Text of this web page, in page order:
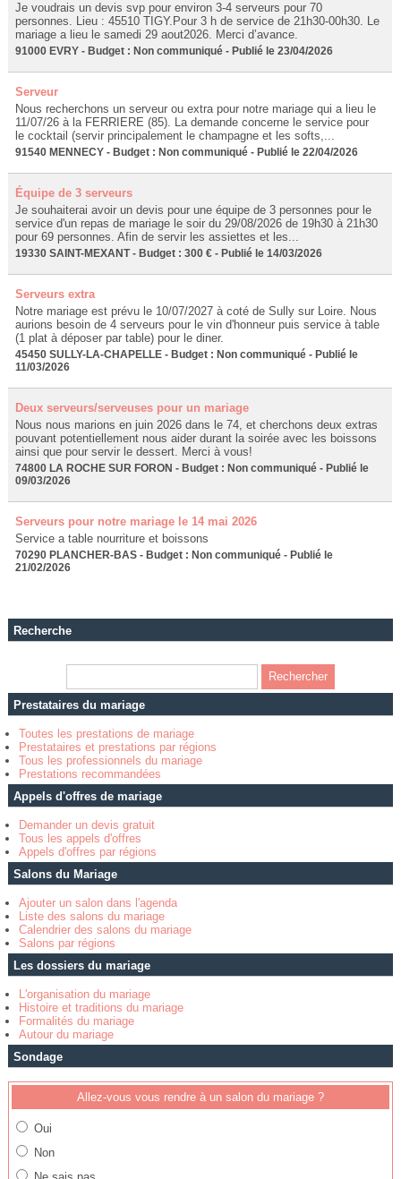
Je voudrais un devis svp pour environ 3-4 serveurs pour 70
personnes. Lieu : 45510 TIGY.Pour 3 h de service de 21h30-00h30. Le
mariage a lieu le samedi 29 aout2026. Merci d’avance.
91000 EVRY - Budget : Non communiqué - Publié le 23/04/2026
Serveur
Nous recherchons un serveur ou extra pour notre mariage qui a lieu le
11/07/26 à la FERRIERE (85). La demande concerne le service pour
le cocktail (servir principalement le champagne et les softs,...
91540 MENNECY - Budget : Non communiqué - Publié le 22/04/2026
Équipe de 3 serveurs
Je souhaiterai avoir un devis pour une équipe de 3 personnes pour le
service d'un repas de mariage le soir du 29/08/2026 de 19h30 à 21h30
pour 69 personnes. Afin de servir les assiettes et les...
19330 SAINT-MEXANT - Budget : 300 € - Publié le 14/03/2026
Serveurs extra
Notre mariage est prévu le 10/07/2027 à coté de Sully sur Loire. Nous
aurions besoin de 4 serveurs pour le vin d'honneur puis service à table
(1 plat à déposer par table) pour le diner.
45450 SULLY-LA-CHAPELLE - Budget : Non communiqué - Publié le
11/03/2026
Deux serveurs/serveuses pour un mariage
Nous nous marions en juin 2026 dans le 74, et cherchons deux extras
pouvant potentiellement nous aider durant la soirée avec les boissons
ainsi que pour servir le dessert. Merci à vous!
74800 LA ROCHE SUR FORON - Budget : Non communiqué - Publié le
09/03/2026
Serveurs pour notre mariage le 14 mai 2026
Service a table nourriture et boissons
70290 PLANCHER-BAS - Budget : Non communiqué - Publié le
21/02/2026
Recherche
Prestataires du mariage
Toutes les prestations de mariage
Prestataires et prestations par régions
Tous les professionnels du mariage
Prestations recommandées
Appels d'offres de mariage
Demander un devis gratuit
Tous les appels d'offres
Appels d'offres par régions
Salons du Mariage
Ajouter un salon dans l'agenda
Liste des salons du mariage
Calendrier des salons du mariage
Salons par régions
Les dossiers du mariage
L'organisation du mariage
Histoire et traditions du mariage
Formalités du mariage
Autour du mariage
Sondage
Allez-vous vous rendre à un salon du mariage ?
Oui
Non